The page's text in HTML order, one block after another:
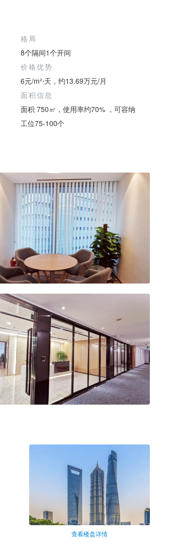
格局
8个隔间1个开间
价格优势
6元/m²⋅天，约13.69万元/月
面积信息
面积 750㎡，使用率约70% ，可容纳
工位75-100个
查看楼盘详情